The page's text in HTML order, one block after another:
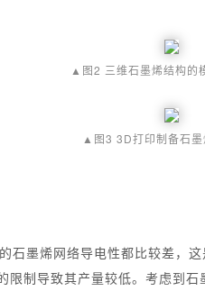
▲图2 三维石墨烯结构的
▲图3 3D打印制备石墨
石墨烯网络导电性都比较差
制导致其产量较低。考虑到